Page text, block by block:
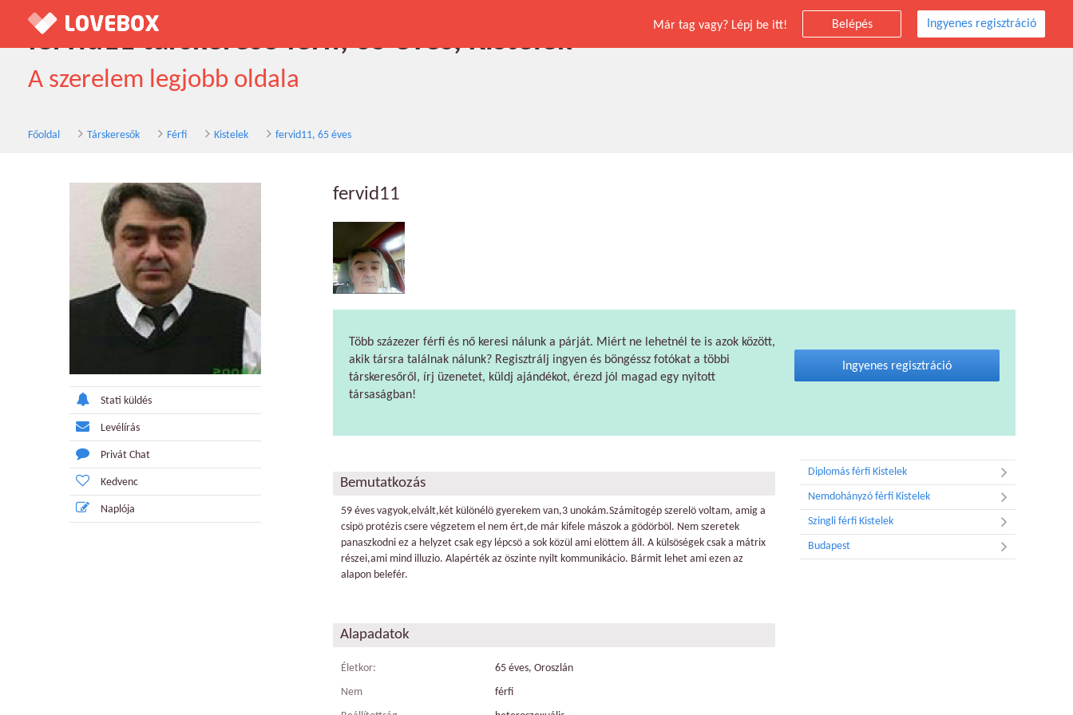
Már tag vagy? Lépj be itt! Belépés Ingyenes regisztráció
fervid11 társkereső férfi, 65 éves, Kistelek
A szerelem legjobb oldala
Főoldal Társkeresők Férfi Kistelek fervid11, 65 éves
Stati küldés
Levélírás
Privát Chat
Kedvenc
Naplója
fervid11
Több százezer férfi és nő keresi nálunk a párját. Miért ne lehetnél te is azok között,
akik társra találnak nálunk? Regisztrálj ingyen és böngéssz fotókat a többi
társkeresőről, írj üzenetet, küldj ajándékot, érezd jól magad egy nyitott
társaságban!
Ingyenes regisztráció
Bemutatkozás
59 éves vagyok,elvált,két különélö gyerekem van,3 unokám.Számitogép szerelö voltam, amig a
csipö protézis csere végzetem el nem ért,de már kifele mászok a gödörböl. Nem szeretek
panaszkodni ez a helyzet csak egy lépcsö a sok közül ami elöttem áll. A külsöségek csak a mátrix
részei,ami mind illuzio. Alapérték az öszinte nyilt kommunikácio. Bármit lehet ami ezen az
alapon belefér.
Alapadatok
Életkor:
65 éves, Oroszlán
Nem
férfi
Diplomás férfi Kistelek
Nemdohányzó férfi Kistelek
Szingli férfi Kistelek
Budapest